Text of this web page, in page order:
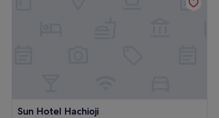
Sun Hotel Hachioji
Sun Hotel Hachioji